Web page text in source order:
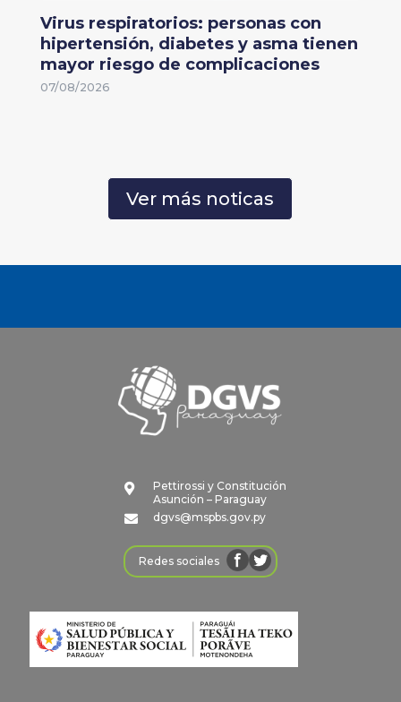
Virus respiratorios: personas con
hipertensión, diabetes y asma tienen
mayor riesgo de complicaciones
07/08/2026
Ver más noticas

Pettirossi y Constitución
Asunción – Paraguay

dgvs@mspbs.gov.py
Redes sociales